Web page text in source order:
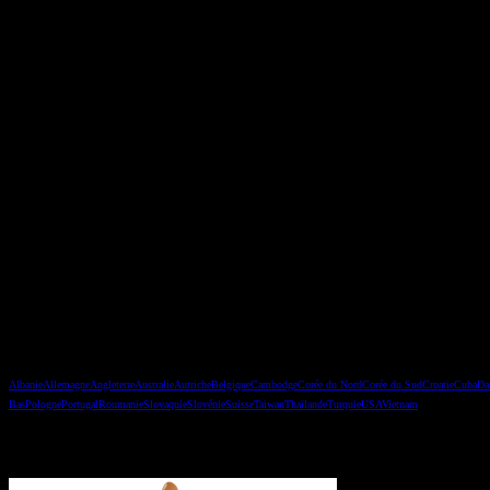
AlbanieAllemagneAngleterreAustralieAutricheBelgiqueCambodgeCorée du NordCorée du SudCroatieCuba
BasPolognePortugalRoumanieSlovaquieSlovénieSuisseTaiwanThaïlandeTurquieUSAVietnam